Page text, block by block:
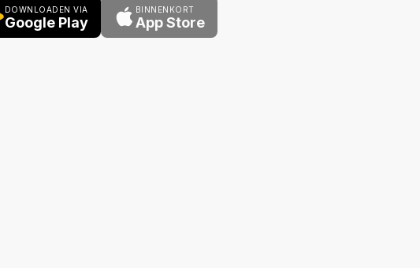
DOWNLOADEN VIA
Google Play
BINNENKORT
App Store